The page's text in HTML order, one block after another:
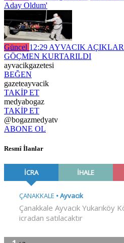
Aday Oldum'
Güncel 12:29 AYVACIK
GÖÇMEN KURTARILDI
ayvacikgazetesi
BEĞEN
gazeteayvacik
TAKİP ET
medyabogaz
TAKİP ET
@bogazmedyatv
ABONE OL
Resmî İlanlar